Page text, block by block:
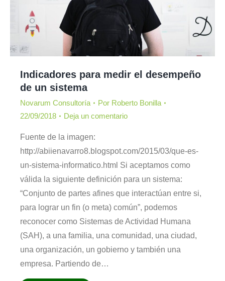
Indicadores para medir el desempeño
de un sistema
Novarum Consultoría Por Roberto Bonilla
22/09/2018
Deja un comentario
Fuente de la imagen:
http://abiienavarro8.blogspot.com/2015/03/que-es-
un-sistema-informatico.html Si aceptamos como
válida la siguiente definición para un sistema:
“Conjunto de partes afines que interactúan entre si,
para lograr un fin (o meta) común”, podemos
reconocer como Sistemas de Actividad Humana
(SAH), a una familia, una comunidad, una ciudad,
una organización, un gobierno y también una
empresa. Partiendo de…